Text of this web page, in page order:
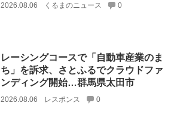
2026.08.06 くるまのニュース 0
レーシングコースで「自動車産業のま
ち」を訴求、さとふるでクラウドファ
ンディング開始…群馬県太田市
2026.08.06 レスポンス 0